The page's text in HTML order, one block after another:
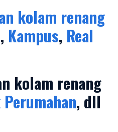
kolam renang
, Kampus, Real
kolam renang
, dll